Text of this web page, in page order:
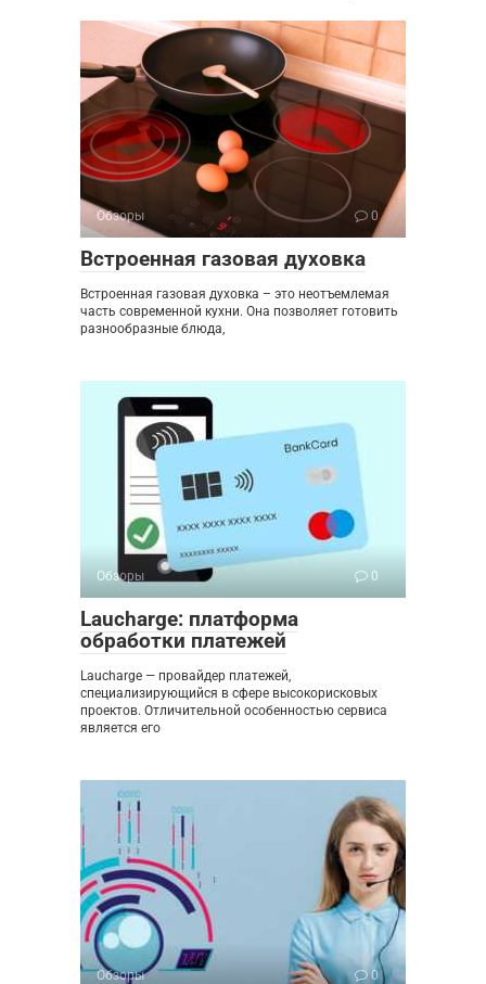
Обзоры 0
Встроенная газовая духовка
Встроенная газовая духовка – это неотъемлемая
часть современной кухни. Она позволяет готовить
разнообразные блюда,
Обзоры 0
Laucharge: платформа
обработки платежей
Laucharge — провайдер платежей,
специализирующийся в сфере высокорисковых
проектов. Отличительной особенностью сервиса
является его
Обзоры 0